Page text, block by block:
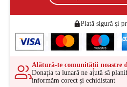
Plată sigură și
Alătură-te comunității noastre
Donația ta lunară ne ajută să
informăm corect și echidistant